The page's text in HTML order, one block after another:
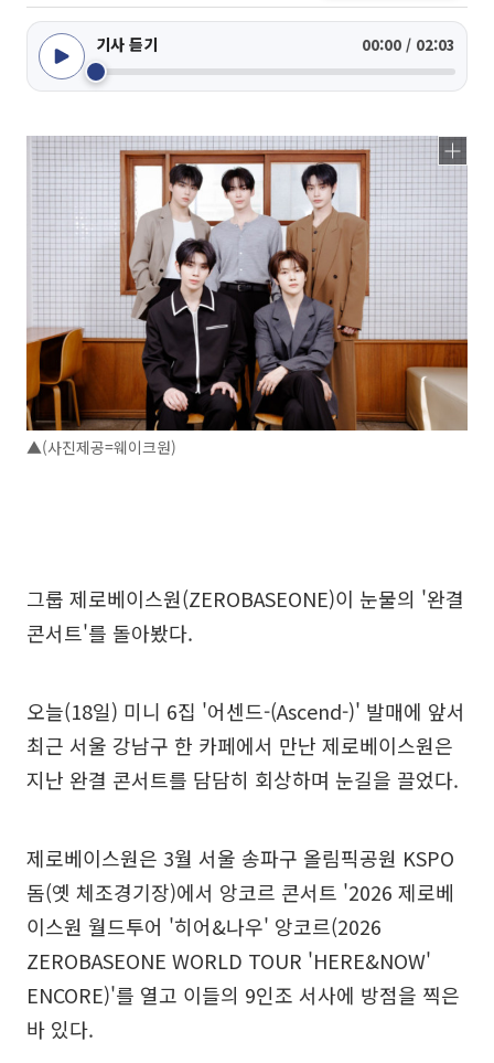
기사 듣기 00:00 / 02:03
▲(사진제공=웨이크원)
그룹 제로베이스원(ZEROBASEONE)이 눈물의 '완결
콘서트'를 돌아봤다.
오늘(18일) 미니 6집 '어센드-(Ascend-)' 발매에 앞서
최근 서울 강남구 한 카페에서 만난 제로베이스원은
지난 완결 콘서트를 담담히 회상하며 눈길을 끌었다.
제로베이스원은 3월 서울 송파구 올림픽공원 KSPO
돔(옛 체조경기장)에서 앙코르 콘서트 '2026 제로베
이스원 월드투어 '히어&나우' 앙코르(2026
ZEROBASEONE WORLD TOUR 'HERE&NOW'
ENCORE)'를 열고 이들의 9인조 서사에 방점을 찍은
바 있다.